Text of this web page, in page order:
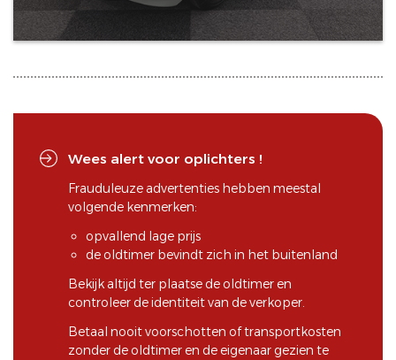
Wees alert voor oplichters !
Frauduleuze advertenties hebben meestal
volgende kenmerken:
opvallend lage prijs
de oldtimer bevindt zich in het buitenland
Bekijk altijd ter plaatse de oldtimer en
controleer de identiteit van de verkoper.
Betaal nooit voorschotten of transportkosten
zonder de oldtimer en de eigenaar gezien te